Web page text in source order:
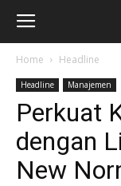
Home Headline
Headline Manajemen
Perkuat
dengan
New